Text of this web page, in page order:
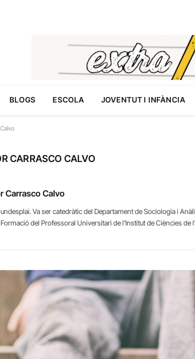
BLOGS ESCOLA JOVENTUT I INFÀNCIA
CARRASCO CALVO
Carrasco Calvo
Va ser catedràtic del Departament de Sociologia i
del Professoral Universitari de l'Institut de Ciències de